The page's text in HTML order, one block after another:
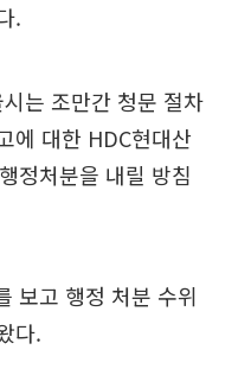
.
는 조만간 청문 절차
에 대한 HDC현대산
정처분을 내릴 방침
보고 행정 처분 수위
다.